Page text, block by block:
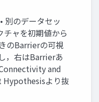
別のデータセッ
チャを初期値から
のBarrierの可視
，右はBarrierあ
and
より抜